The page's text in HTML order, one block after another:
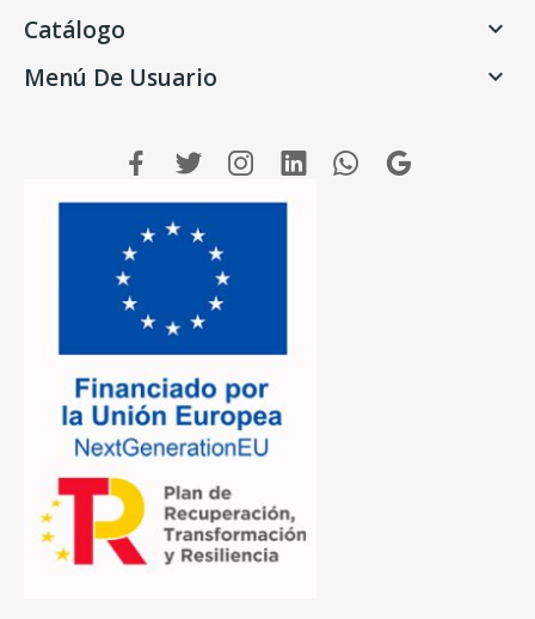
Catálogo 
Menú De Usuario 